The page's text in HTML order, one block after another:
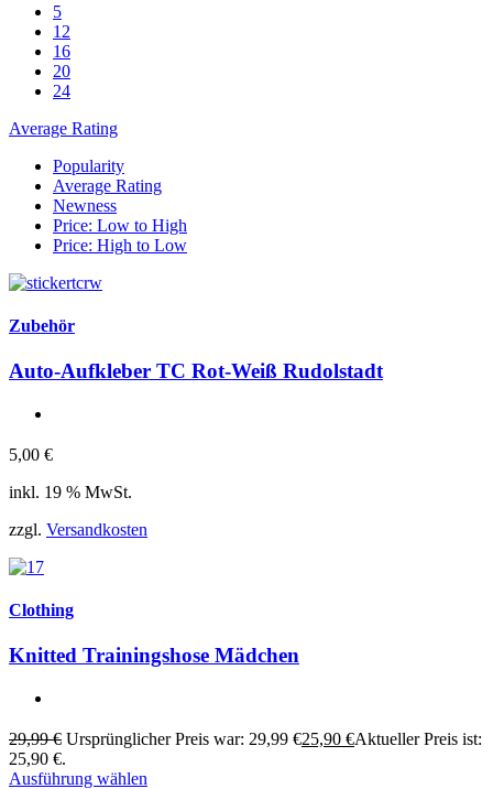
5
12
16
20
24
Average Rating
Popularity
Average Rating
Newness
Price: Low to High
Price: High to Low
Zubehör
Auto-Aufkleber TC Rot-Weiß Rudolstadt
5,00 €
inkl. 19 % MwSt.
zzgl. Versandkosten
Clothing
Knitted Trainingshose Mädchen
29,99€ Ursprünglicher Preis war: 29,99 €25,90 €Aktueller Preis ist:
25,90 €.
Ausführung wählen